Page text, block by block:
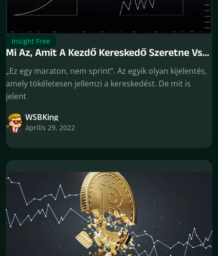
Insight Free
Mi Az, Amit A Kezdő Kereskedő Szeretne Vs
Mit Kap Egy Kereskedő
„Ez egy maraton, nem sprint”. Az egyik olyan kijelentés,
amely tökéletesen jellemzi a kereskedést. De mit is
jelent
WSBKing
április 29, 2022